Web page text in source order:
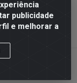
publicidade
e melhorar a
LTDA -
AM - CEP
70